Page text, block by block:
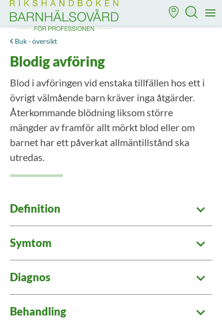
Till startsidan för Rikshandboken i barnhälsovård
Buk - översikt
Blodig avföring
Blod i avföringen vid enstaka tillfällen hos ett i
övrigt välmående barn kräver inga åtgärder.
Återkommande blödning liksom större
mängder av framför allt mörkt blod eller om
barnet har ett påverkat allmäntillstånd ska
utredas.
Definition
Symtom
Diagnos
Behandling